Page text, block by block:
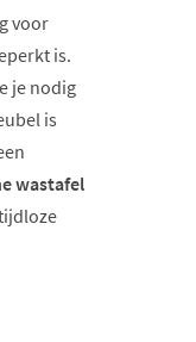
voor
is.
je nodig
is
wastafel